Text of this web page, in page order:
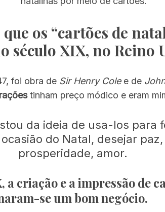
os “cartões de
século XIX, no Reino
foi obra de Sir Henry Colee de
tinham preço módico e eram
da ideia de usa-los para
do Natal, desejar
prosperidade, amor.
a criação e a impressão de
se um bom negócio.